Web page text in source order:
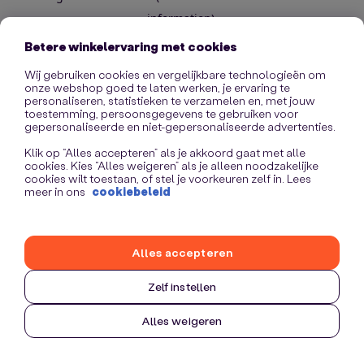
information).
Betere winkelervaring met cookies
Wij gebruiken cookies en vergelijkbare technologieën om
onze webshop goed te laten werken, je ervaring te
personaliseren, statistieken te verzamelen en, met jouw
toestemming, persoonsgegevens te gebruiken voor
gepersonaliseerde en niet-gepersonaliseerde advertenties.
Klik op “Alles accepteren” als je akkoord gaat met alle
cookies. Kies “Alles weigeren” als je alleen noodzakelijke
cookies wilt toestaan, of stel je voorkeuren zelf in. Lees
meer in ons cookiebeleid
Zelf instellen
Alles weigeren
Alles accepteren